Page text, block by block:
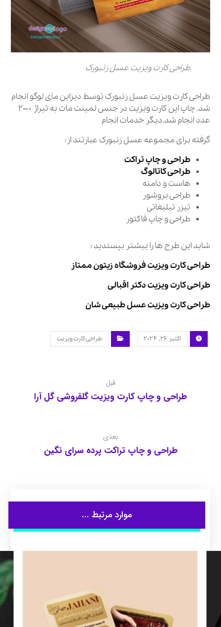
طراحی کارت ویزیت عسل زنبورک
طراحی کارت ویزیت عسل زنبورک توسط دیزاین مای لوگو انجام
شد. چاپ این کارت ویزیت در جنس لمینت مات به تیراژ ۲۰۰۰
عدد انجام شد.دیگر خدمات انجام
گرفته برای مجموعه عسل زنبورک عبارتند از:
طراحی و چاپ تراکت
طراحی کاتالوگ
هاست و دامنه
طراحی بروشور
تیزر تبلیغاتی
طراحی و چاپ فاکتور
شاید این طرح ها را بیشتر بپسندید :
طراحی کارت ویزیت فروشگاه زیتون ممتاز
طراحی کارت ویزیت دکتر اقبالی
طراحی کارت ویزیت عسل طبیعی شان
اکتبر ۲۶, ۲۰۲۴ طراحی کارت ویزیت
قبل
طراحی و چاپ کارت ویزیت گلفروشی گل آرا
بعدی
طراحی و چاپ تراکت پرده سرای نگین
موارد مرتبط ...